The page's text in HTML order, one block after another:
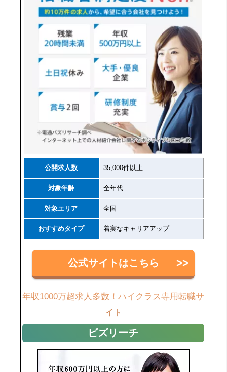
公開求人数 35,000件以上
対象年齢 全年代
対象エリア 全国
おすすめタイプ 着実なキャリアアップ
公式サイトはこちら
年収1000万超求人多数！ハイクラス専用転職サ
イト
ビズリーチ